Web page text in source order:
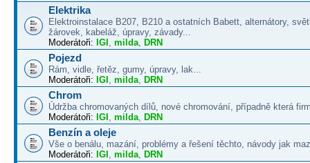
Elektrika
Elektroinstalace B207, B210 a ostatních Babett, alternátory,
žárovek, kabeláž, úpravy, závady...
Moderátoři: IGI , milda, DRN
Pojezd
Rám, vidle, řetěz, gumy, úpravy, lak...
Moderátoři: IGI , milda, DRN
Chrom
Údržba chromovaných dílů, nové chromování, případně která
Moderátoři: IGI , milda, DRN
Benzín a oleje
Vše o benálu, mazání, problémy a řešení těchto, návody jak
Moderátoři: IGI , milda, DRN